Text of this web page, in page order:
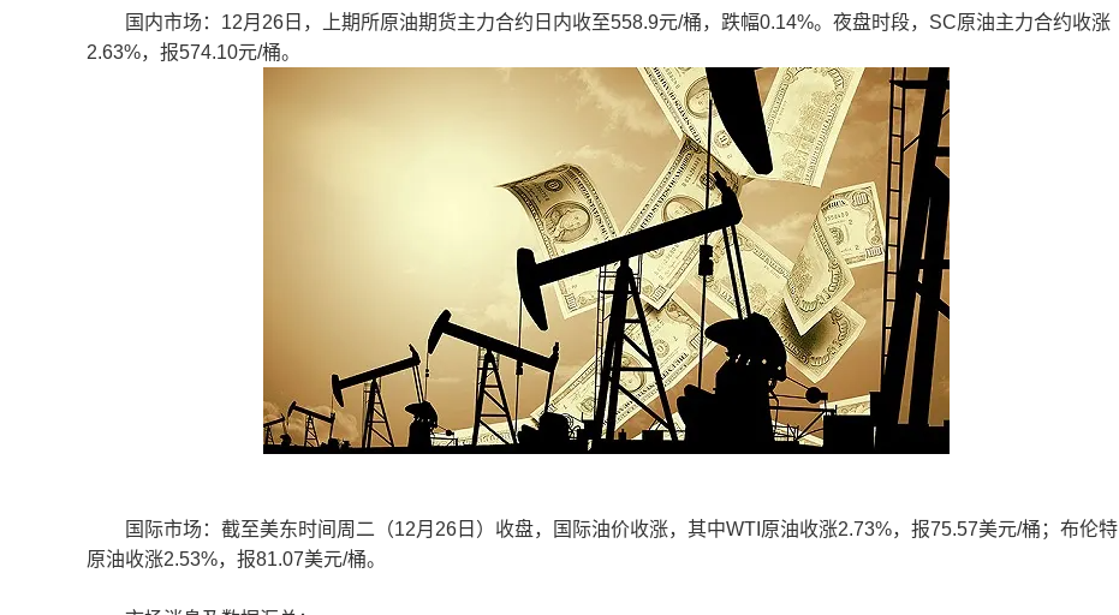
国内市场：12月26日，上期所原油期货主力合约日内收至558.9元/桶，跌幅0.14%。夜盘时段，SC原油主力合约收涨
2.63%，报574.10元/桶。
国际市场：截至美东时间周二（12月26日）收盘，国际油价收涨，其中WTI原油收涨2.73%，报75.57美元/桶；布伦特
原油收涨2.53%，报81.07美元/桶。